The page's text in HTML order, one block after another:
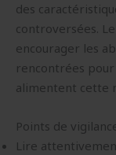
des
controversées.
encourager les
rencontrées
alimentent cette
Points de
Lire